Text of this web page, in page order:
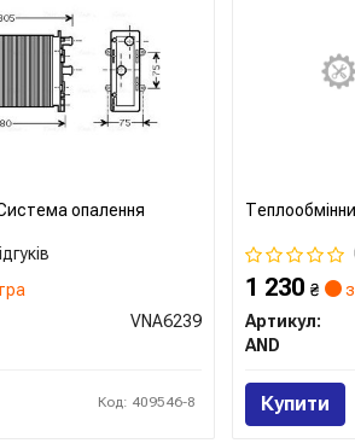
опалення
VNA6239
Код: 409546-8
1 230 ₴
Артикул:
AND
Купити